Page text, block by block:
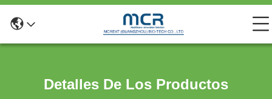
Detalles De Los Productos